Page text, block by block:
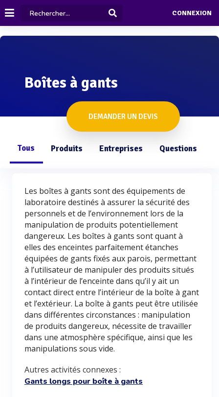
CONNEXION
Boîtes à gants
DEMANDER UN DEVIS
Tous Produits Entreprises Questions
Les boîtes à gants sont des équipements de
laboratoire destinés à assurer la sécurité des
personnels et de l’environnement lors de la
manipulation de produits potentiellement
dangereux. Les boîtes à gants sont quant à
elles des enceintes parfaitement étanches
équipées de gants fixés aux parois, permettant
à l’utilisateur de manipuler des produits situés
à l’intérieur de l’enceinte dans qu’il y ait un
contact direct entre l’intérieur de la boîte à gant
et l’extérieur. La boîte à gants peut être utilisée
dans différentes circonstances : manipulation
de produits dangereux, nécessite de travailler
dans une atmosphère spécifique, ainsi que les
manipulations sous vide.
Autres activités connexes :
Gants longs pour boîte à gants